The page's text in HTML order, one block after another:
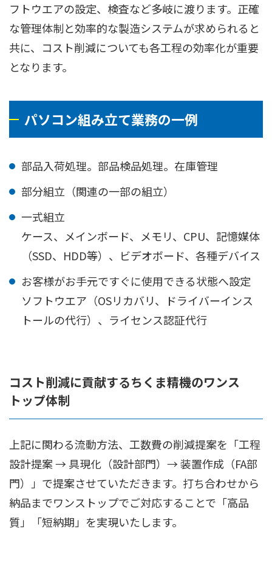
フトウエアの設定、検査など多岐に渡ります。正確
な管理体制と効率的な製造システムが求められると
共に、コスト削減についても各工程の効率化が重要
となります。
パソコン組み立て業務の一例
部品入荷処理。部品検品処理。在庫管理
部分組立（関連の一部の組立）
一式組立
ケース、メインボード、メモリ、CPU、記憶媒体
（SSD、HDD等）、ビデオボード、各種デバイス
お客様がお手元ですぐに使用できる状態へ設定
ソフトウエア（OSリカバリ、ドライバーインス
トールの代行）、ライセンス認証代行
コスト削減に貢献するちくま精機のワンス
トップ体制
上記に関わる流動方法、工数費の削減提案を「工程
設計提案 → 具現化（設計部門）→ 装置作成（FA部
門）」で提案させていただきます。打ち合わせから
納品までワンストップでご対応することで「高品
質」「短納期」を実現いたします。